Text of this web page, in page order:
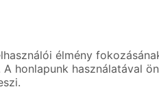
élmény
honlapunk használatával